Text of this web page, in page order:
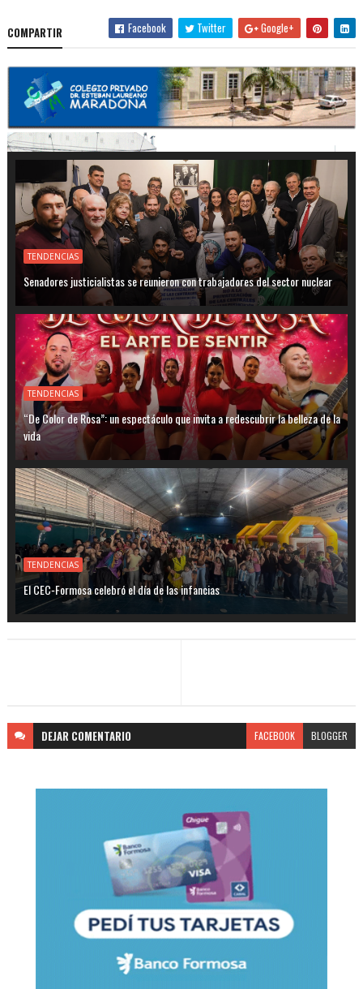
COMPARTIR Facebook Twitter Google+
TENDENCIAS
Senadores justicialistas se reunieron con trabajadores del sector nuclear
TENDENCIAS
“De Color de Rosa”: un espectáculo que invita a redescubrir la belleza de la
vida
TENDENCIAS
El CEC-Formosa celebró el día de las infancias
DEJAR COMENTARIO FACEBOOK BLOGGER